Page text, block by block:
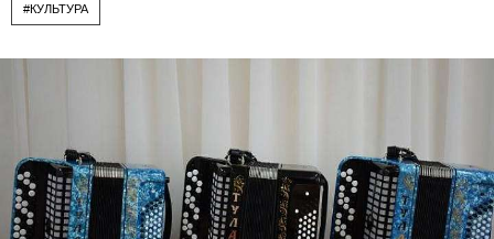
#КУЛЬТУРА